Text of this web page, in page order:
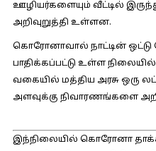
ஊழியர்களையும் வீட்டில்
அறிவுறுத்தி உள்ளன.
கொரோனாவால் நாட்டின்
பாதிக்கப்பட்டு உள்ள
வகையில் மத்திய அரசு ஒரு
அளவுக்கு நிவாரணங்களை
இந்நிலையில் கொரோனா